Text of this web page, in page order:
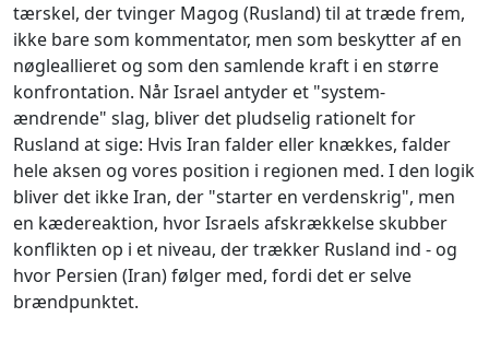
tærskel, der tvinger Magog (Rusland) til at træde frem,
ikke bare som kommentator, men som beskytter af en
nøgleallieret og som den samlende kraft i en større
konfrontation. Når Israel antyder et "system-
ændrende" slag, bliver det pludselig rationelt for
Rusland at sige: Hvis Iran falder eller knækkes, falder
hele aksen og vores position i regionen med. I den logik
bliver det ikke Iran, der "starter en verdenskrig", men
en kædereaktion, hvor Israels afskrækkelse skubber
konflikten op i et niveau, der trækker Rusland ind - og
hvor Persien (Iran) følger med, fordi det er selve
brændpunktet.